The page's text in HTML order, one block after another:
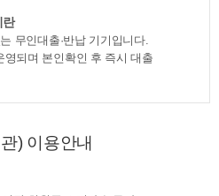
란
무인대출·반납 기기입니다.
되며 본인확인 후 즉시 대출
) 이용안내